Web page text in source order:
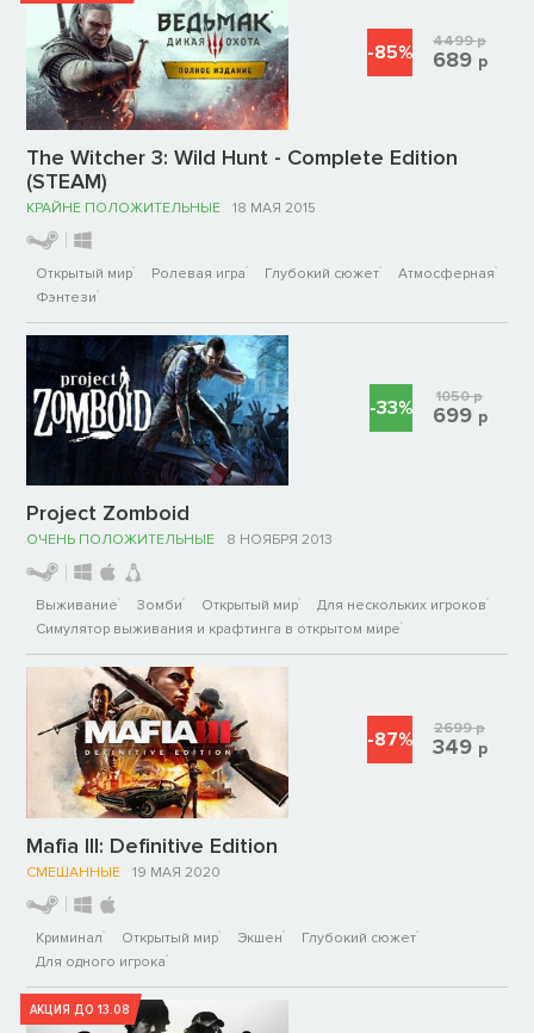
The Witcher 3: Wild Hunt - Complete Edition
(STEAM)
КРАЙНЕ ПОЛОЖИТЕЛЬНЫЕ 18 МАЯ 2015
Открытый мир Ролевая игра Глубокий сюжет
Атмосферная
Фэнтези
-85% 4499р
689 р
Project Zomboid
ОЧЕНЬ ПОЛОЖИТЕЛЬНЫЕ 8 НОЯБРЯ 2013
Выживание Зомби Открытый мир
Для нескольких игроков
Симулятор выживания и крафтинга в открытом мире
-33% 1050р
699 р
Mafia III: Definitive Edition
СМЕШАННЫЕ 19 МАЯ 2020
Криминал Открытый мир Экшен
Глубокий сюжет
Для одного игрока
-87% 2699р
349 р
АКЦИЯ ДО 13.08